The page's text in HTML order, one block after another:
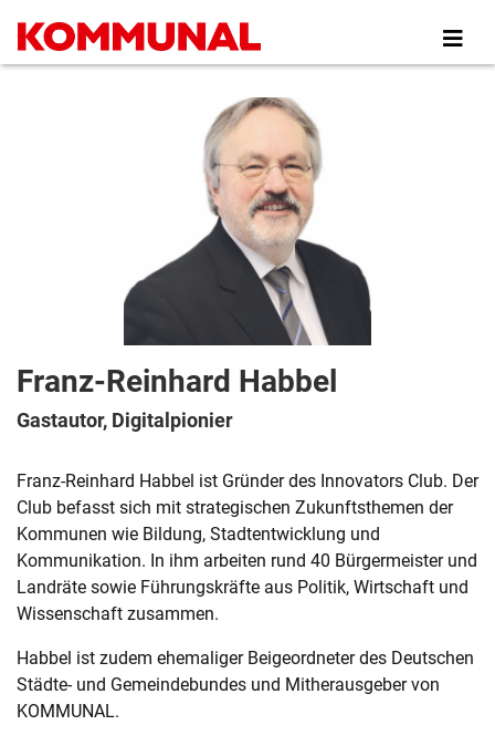
zum
Inhalt
Franz-Reinhard Habbel
Gastautor, Digitalpionier
Franz-Reinhard Habbel ist Gründer des Innovators Club. Der
Club befasst sich mit strategischen Zukunftsthemen der
Kommunen wie Bildung, Stadtentwicklung und
Kommunikation. In ihm arbeiten rund 40 Bürgermeister und
Landräte sowie Führungskräfte aus Politik, Wirtschaft und
Wissenschaft zusammen.
Habbel ist zudem ehemaliger Beigeordneter des Deutschen
Städte- und Gemeindebundes und Mitherausgeber von
KOMMUNAL.